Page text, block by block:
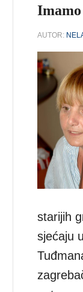
AUTOR:
starijih
sjećaju